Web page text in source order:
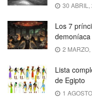
30 ABRIL,
Los 7
demoníaca
2
Lista
de Egipto
1